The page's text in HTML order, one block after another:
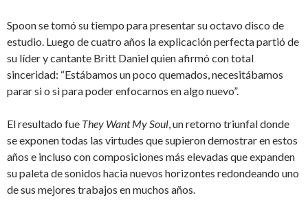
Spoon se tomó su tiempo para presentar su octavo disco de
estudio. Luego de cuatro años la explicación perfecta partió de
su líder y cantante Britt Daniel quien afirmó con total
sinceridad: “Estábamos un poco quemados, necesitábamos
parar si o si para poder enfocarnos en algo nuevo”.
El resultado fue They Want My Soul, un retorno triunfal donde
se exponen todas las virtudes que supieron demostrar en estos
años e incluso con composiciones más elevadas que expanden
su paleta de sonidos hacia nuevos horizontes redondeando uno
de sus mejores trabajos en muchos años.